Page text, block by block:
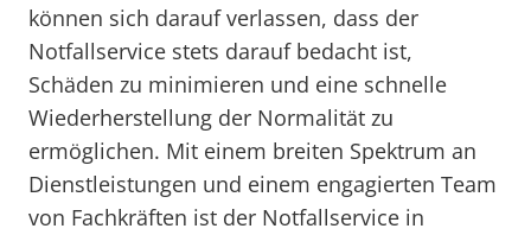
können sich darauf verlassen, dass der
Notfallservice stets darauf bedacht ist,
Schäden zu minimieren und eine schnelle
Wiederherstellung der Normalität zu
ermöglichen. Mit einem breiten Spektrum an
Dienstleistungen und einem engagierten Team
von Fachkräften ist der Notfallservice in